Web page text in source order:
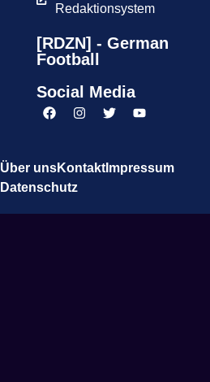
Redaktionsystem
[RDZN] - German
Football
Social Media
Über unsKontaktImpressum
Datenschutz